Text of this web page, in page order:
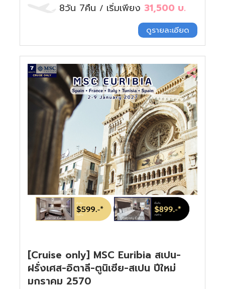
8วัน 7คืน / เริ่มเพียง 31,500 บ.
ดูรายละเอียด
[Cruise only] MSC Euribia สเปน-
ฝรั่งเศส-อิตาลี-ตูนิเซีย-สเปน ปีใหม่
มกราคม 2570